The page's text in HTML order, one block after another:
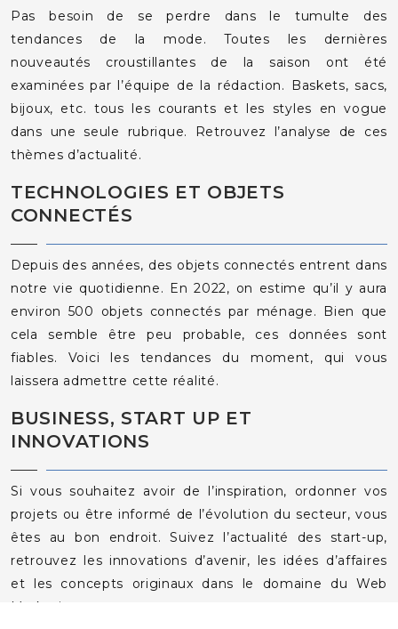
Pas besoin de se perdre dans le tumulte des
tendances de la mode. Toutes les dernières
nouveautés croustillantes de la saison ont été
examinées par l’équipe de la rédaction. Baskets, sacs,
bijoux, etc. tous les courants et les styles en vogue
dans une seule rubrique. Retrouvez l’analyse de ces
thèmes d’actualité.
TECHNOLOGIES ET OBJETS
CONNECTÉS
Depuis des années, des objets connectés entrent dans
notre vie quotidienne. En 2022, on estime qu’il y aura
environ 500 objets connectés par ménage. Bien que
cela semble être peu probable, ces données sont
fiables. Voici les tendances du moment, qui vous
laissera admettre cette réalité.
BUSINESS, START UP ET
INNOVATIONS
Si vous souhaitez avoir de l’inspiration, ordonner vos
projets ou être informé de l’évolution du secteur, vous
êtes au bon endroit. Suivez l’actualité des start-up,
retrouvez les innovations d’avenir, les idées d’affaires
et les concepts originaux dans le domaine du Web
Marketing.